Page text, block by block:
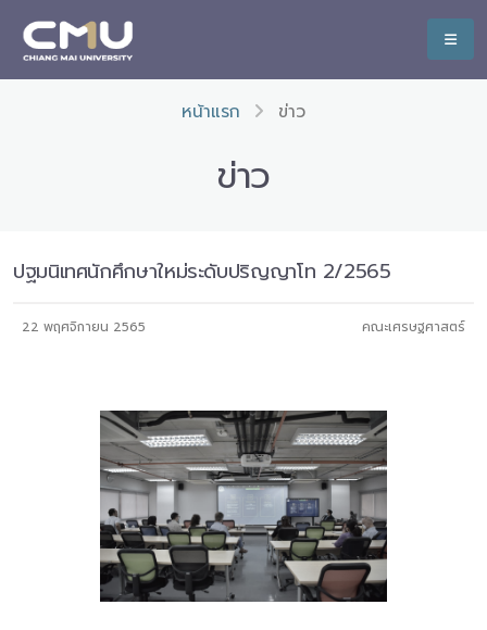
หน้าแรก ข่าว
ข่าว
ปฐมนิเทศนักศึกษาใหม่ระดับปริญญาโท 2/2565
22 พฤศจิกายน 2565 คณะเศรษฐศาสตร์